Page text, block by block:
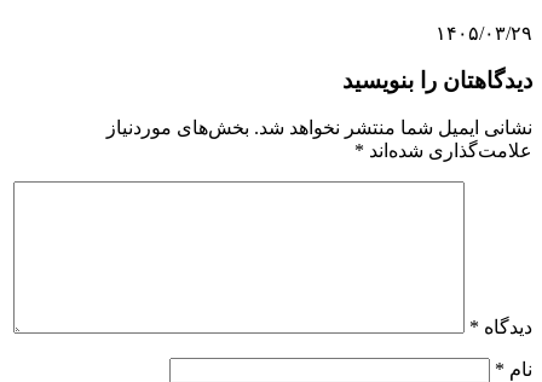
۱۴۰۵/۰۳/۲۹
دیدگاهتان را بنویسید
نشانی ایمیل شما منتشر نخواهد شد. بخش‌های موردنیاز
علامت‌گذاری شده‌اند *
دیدگاه *
نام *